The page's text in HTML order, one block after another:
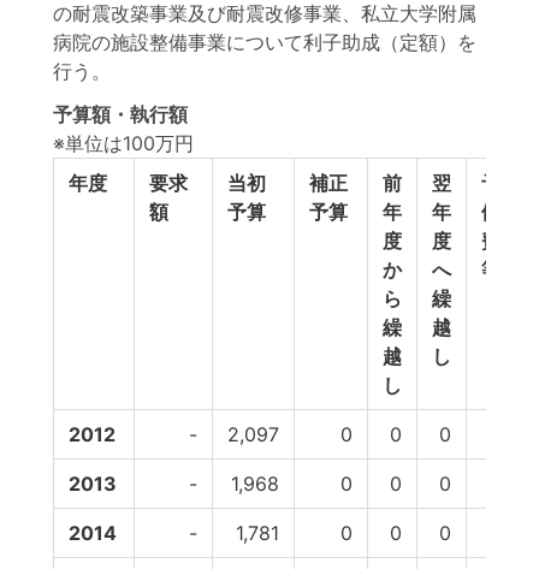
の耐震改築事業及び耐震改修事業、私立大学附属
病院の施設整備事業について利子助成（定額）を
行う。
予算額・執行額
※単位は100万円
年度
要求
額
当初
予算
補正
予算
前
年
度
か
ら
繰
越
し
翌
年
度
へ
繰
越
し
予
備
費
等
2012 - 2,097 0 0 0
2013 - 1,968 0 0 0
2014 - 1,781 0 0 0